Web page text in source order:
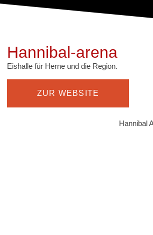
Hannibal-arena
Eishalle für Herne und die Region.
ZUR WEBSITE
Hannibal